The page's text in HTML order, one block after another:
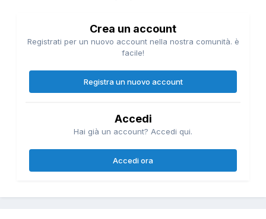
Crea un account
Registrati per un nuovo account nella nostra comunità. è
facile!
Registra un nuovo account
Accedi
Hai già un account? Accedi qui.
Accedi ora